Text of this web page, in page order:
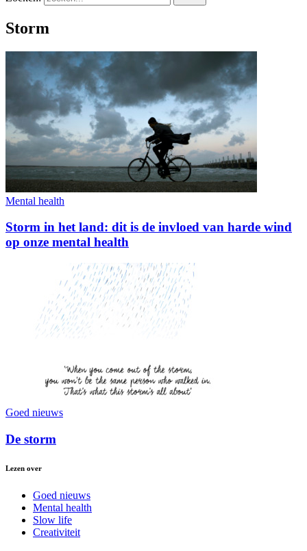
Storm
Mental health
Storm in het land: dit is de invloed van harde wind
op onze mental health
Goed nieuws
De storm
Lezen over
Goed nieuws
Mental health
Slow life
Creativiteit